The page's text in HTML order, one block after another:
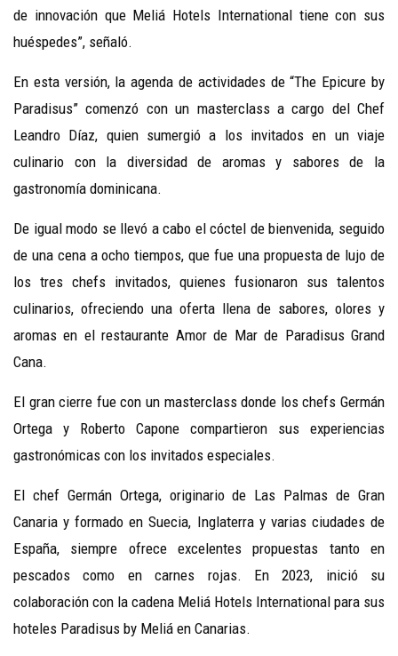
de innovación que Meliá Hotels International tiene con sus
huéspedes”, señaló.
En esta versión, la agenda de actividades de “The Epicure by
Paradisus” comenzó con un masterclass a cargo del Chef
Leandro Díaz, quien sumergió a los invitados en un viaje
culinario con la diversidad de aromas y sabores de la
gastronomía dominicana.
De igual modo se llevó a cabo el cóctel de bienvenida, seguido
de una cena a ocho tiempos, que fue una propuesta de lujo de
los tres chefs invitados, quienes fusionaron sus talentos
culinarios, ofreciendo una oferta llena de sabores, olores y
aromas en el restaurante Amor de Mar de Paradisus Grand
Cana.
El gran cierre fue con un masterclass donde los chefs Germán
Ortega y Roberto Capone compartieron sus experiencias
gastronómicas con los invitados especiales.
El chef Germán Ortega, originario de Las Palmas de Gran
Canaria y formado en Suecia, Inglaterra y varias ciudades de
España, siempre ofrece excelentes propuestas tanto en
pescados como en carnes rojas. En 2023, inició su
colaboración con la cadena Meliá Hotels International para sus
hoteles Paradisus by Meliá en Canarias.